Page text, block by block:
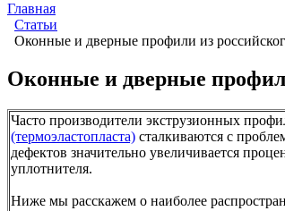
Главная
Статьи
Оконные и дверные профили из
Оконные и дверные
Часто производители экструзионных
(термоэластопласта) сталкиваются с
дефектов значительно увеличивается
уплотнителя.
Ниже мы расскажем о наиболее